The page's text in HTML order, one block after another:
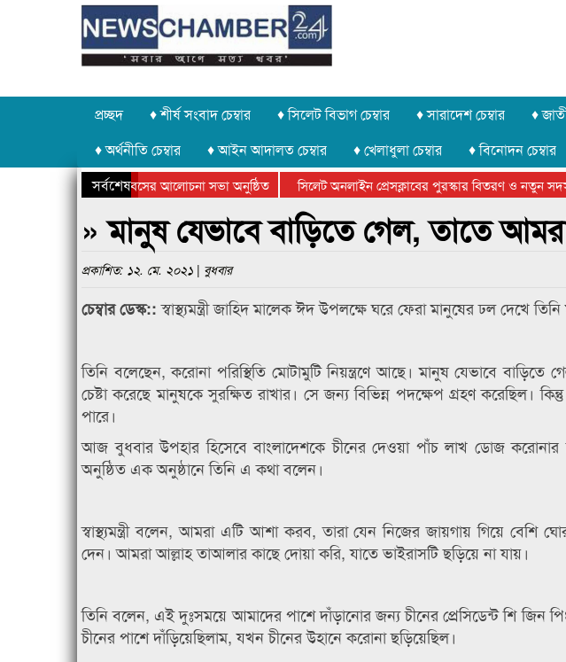
প্রচ্ছদ ♦ শীর্ষ সংবাদ চেম্বার ♦ সিলেট বিভাগ চেম্বার ♦ সারাদেশ চেম্বার ♦
♦ অর্থনীতি চেম্বার
♦ আইন আদালত চেম্বার ♦ খেলাধুলা চেম্বার ♦ বিনোদন চেম্বার
সর্বশেষ
উদ্যোগে গণঅভ্যুত্থান দিবসের আলোচনা সভা অনুষ্ঠিত সিলেট অনলাইন প্রেসক্লাবের পুরস্কার বিতরণ ও নতুন
কানাইঘাটে আলোচনা সভা ও সম্মাননা প্রদান
কানাইঘাটের কিশোর আহাদের খুনি সায়েমের আদালতে
» মানুষ যেভাবে বাড়িতে গেল, তাতে আমরা
প্রকাশিত: ১২. মে. ২০২১ | বুধবার
চেম্বার ডেস্ক::স্বাস্থ্যমন্ত্রী জাহিদ মালেক ঈদ উপলক্ষে ঘরে ফেরা মানুষের ঢল দেখে
তিনি বলেছেন, করোনা পরিস্থিতি মোটামুটি নিয়ন্ত্রণে আছে। মানুষ যেভাবে
চেষ্টা করেছে মানুষকে সুরক্ষিত রাখার। সে জন্য বিভিন্ন পদক্ষেপ গ্রহণ করেছিল।
পারে।
আজ বুধবার উপহার হিসেবে বাংলাদেশকে চীনের দেওয়া পাঁচ লাখ ডোজ করোনার
অনুষ্ঠিত এক অনুষ্ঠানে তিনি এ কথা বলেন।
স্বাস্থ্যমন্ত্রী বলেন, আমরা এটি আশা করব, তারা যেন নিজের জায়গায় গিয়ে বেশি
দেন। আমরা আল্লাহ তাআলার কাছে দোয়া করি, যাতে ভাইরাসটি ছড়িয়ে না যায়।
তিনি বলেন, এই দুঃসময়ে আমাদের পাশে দাঁড়ানোর জন্য চীনের প্রেসিডেন্ট শি জিন
চীনের পাশে দাঁড়িয়েছিলাম, যখন চীনের উহানে করোনা ছড়িয়েছিল।